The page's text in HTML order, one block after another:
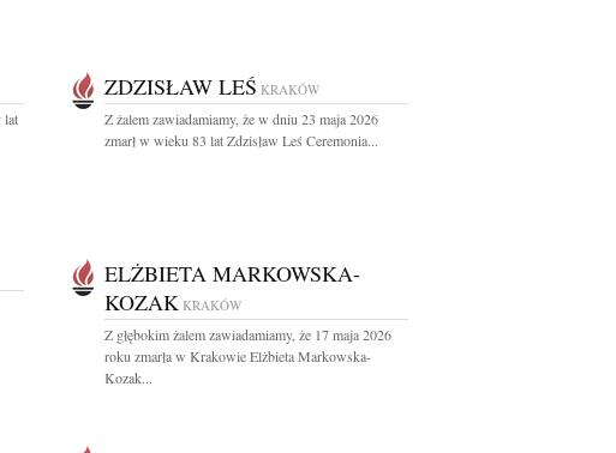
lat
ZDZISŁAW LEŚ KRAKÓW
Z żalem zawiadamiamy, że w dniu 23 maja 2026
zmarł w wieku 83 lat Zdzisław Leś Ceremonia...
ELŻBIETA MARKOWSKA-
KOZAK KRAKÓW
Z głębokim żalem zawiadamiamy, że 17 maja 2026
roku zmarła w Krakowie Elżbieta Markowska-
Kozak...